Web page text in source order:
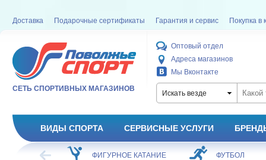
Доставка Подарочные сертификаты Гарантия и сервис Покупка в
СЕТЬ СПОРТИВНЫХ МАГАЗИНОВ
Оптовый отдел
Адреса магазинов
Мы Вконтакте
Искать везде
ВИДЫ СПОРТА СЕРВИСНЫЕ УСЛУГИ
ХОККЕЙ ФИГУРНОЕ КАТАНИЕ ФУТБОЛ